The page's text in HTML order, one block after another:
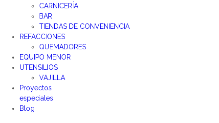
CARNICERÍA
BAR
TIENDAS DE CONVENIENCIA
REFACCIONES
QUEMADORES
EQUIPO MENOR
UTENSILIOS
VAJILLA
Proyectos
especiales
Blog